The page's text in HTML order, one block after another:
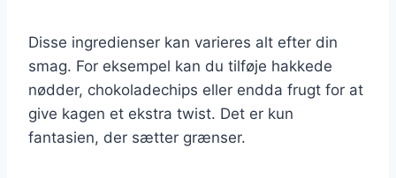
Disse ingredienser kan varieres alt efter din
smag. For eksempel kan du tilføje hakkede
nødder, chokoladechips eller endda frugt for at
give kagen et ekstra twist. Det er kun
fantasien, der sætter grænser.